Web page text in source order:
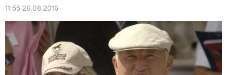
11:55 26.08.2016